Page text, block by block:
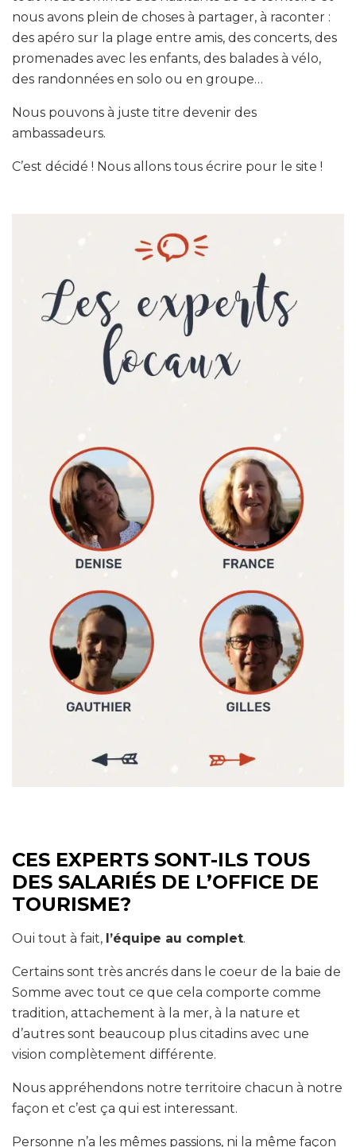
nous avons plein de choses à partager, à raconter :
des apéro sur la plage entre amis, des concerts, des
promenades avec les enfants, des balades à vélo,
des randonnées en solo ou en groupe…
Nous pouvons à juste titre devenir des
ambassadeurs.
C’est décidé ! Nous allons tous écrire pour le site !
CES EXPERTS SONT-ILS TOUS
DES SALARIÉS DE L’OFFICE DE
TOURISME?
Oui tout à fait, l’équipe au complet.
Certains sont très ancrés dans le coeur de la baie de
Somme avec tout ce que cela comporte comme
tradition, attachement à la mer, à la nature et
d’autres sont beaucoup plus citadins avec une
vision complètement différente.
Nous appréhendons notre territoire chacun à notre
façon et c’est ça qui est interessant.
Personne n’a les mêmes passions, ni la même façon